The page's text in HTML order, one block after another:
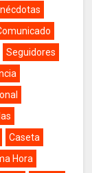
Seguidores
Caseta
Hora